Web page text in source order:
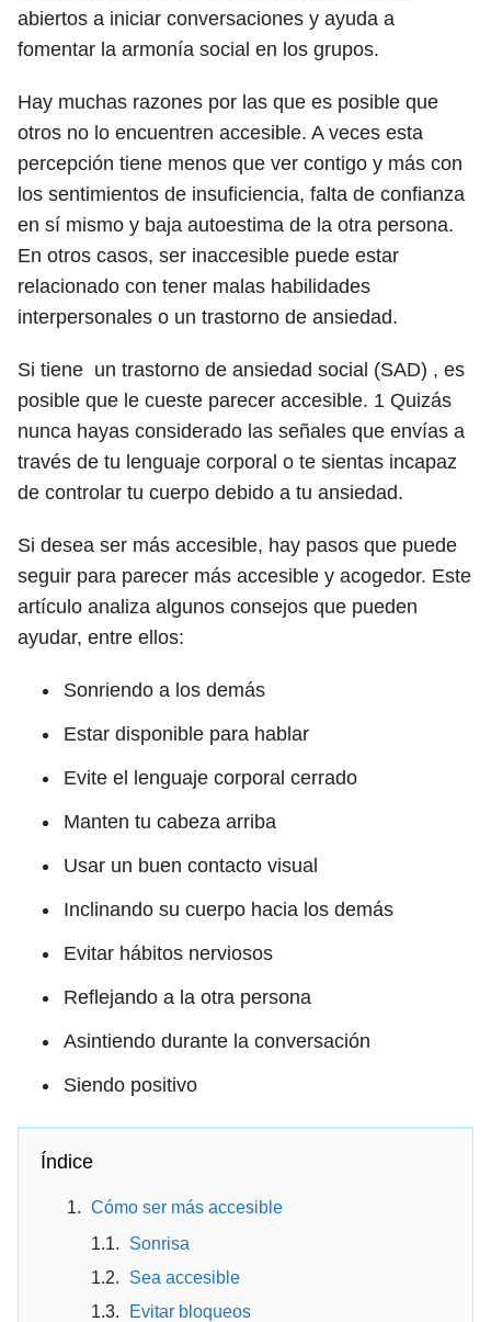
abiertos a iniciar conversaciones y ayuda a
fomentar la armonía social en los grupos.
Hay muchas razones por las que es posible que
otros no lo encuentren accesible. A veces esta
percepción tiene menos que ver contigo y más con
los sentimientos de insuficiencia, falta de confianza
en sí mismo y baja autoestima de la otra persona.
En otros casos, ser inaccesible puede estar
relacionado con tener malas habilidades
interpersonales o un trastorno de ansiedad.
Si tiene un trastorno de ansiedad social (SAD) , es
posible que le cueste parecer accesible. 1 Quizás
nunca hayas considerado las señales que envías a
través de tu lenguaje corporal o te sientas incapaz
de controlar tu cuerpo debido a tu ansiedad.
Si desea ser más accesible, hay pasos que puede
seguir para parecer más accesible y acogedor. Este
artículo analiza algunos consejos que pueden
ayudar, entre ellos:
Sonriendo a los demás
Estar disponible para hablar
Evite el lenguaje corporal cerrado
Manten tu cabeza arriba
Usar un buen contacto visual
Inclinando su cuerpo hacia los demás
Evitar hábitos nerviosos
Reflejando a la otra persona
Asintiendo durante la conversación
Siendo positivo
Índice
Cómo ser más accesible
Sonrisa
Sea accesible
Evitar bloqueos